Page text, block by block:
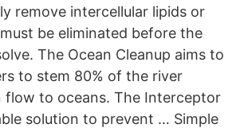
remove intercellular lipids or
be eliminated before the
The Ocean Cleanup aims to
to stem 80% of the river
flow to oceans. The Interceptor
solution to prevent … Simple